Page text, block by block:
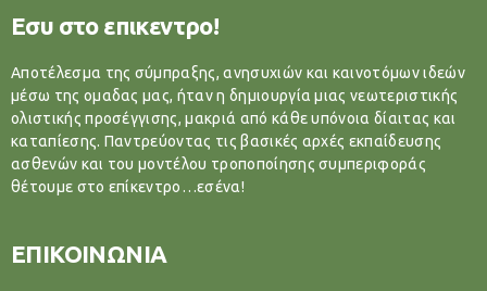
Εσυ στο επικεντρο!
Αποτέλεσμα της σύμπραξης, ανησυχιών και καινοτόμων ιδεών
μέσω της ομαδας μας, ήταν η δημιουργία μιας νεωτεριστικής
ολιστικής προσέγγισης, μακριά από κάθε υπόνοια δίαιτας και
καταπίεσης. Παντρεύοντας τις βασικές αρχές εκπαίδευσης
ασθενών και του μοντέλου τροποποίησης συμπεριφοράς
θέτουμε στο επίκεντρο…εσένα!
ΕΠΙΚΟΙΝΩΝΙΑ